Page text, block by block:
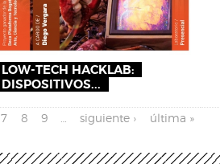
LOW-TECH HACKLAB:
DISPOSITIVOS...
7 8 9 siguiente › última »